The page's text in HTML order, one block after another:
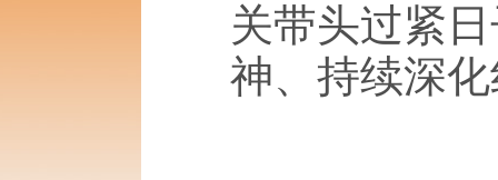
关带头过紧
神、持续深